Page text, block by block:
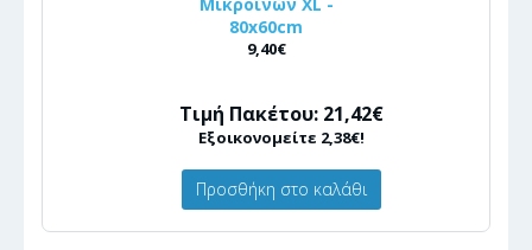
80x60cm
9,40€
Τιμή Πακέτου: 21,42€
Εξοικονομείτε 2,38€!
Προσθήκη στο καλάθι